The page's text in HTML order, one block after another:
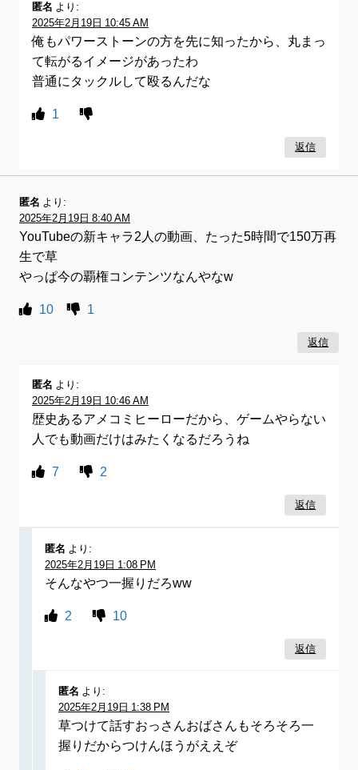
匿名
より:
2025年2月19日 10:45 AM
俺もパワーストーンの方を先に知ったから、丸まっ
て転がるイメージがあったわ
普通にタックルして殴るんだな
1
返信
匿名
より:
2025年2月19日 8:40 AM
YouTubeの新キャラ2人の動画、たった5時間で150万再
生で草
やっぱ今の覇権コンテンツなんやなw
10 1
返信
匿名
より:
2025年2月19日 10:46 AM
歴史あるアメコミヒーローだから、ゲームやらない
人でも動画だけはみたくなるだろうね
7 2
返信
匿名
より:
2025年2月19日 1:08 PM
そんなやつ一握りだろww
2 10
返信
匿名
より:
2025年2月19日 1:38 PM
草つけて話すおっさんおばさんもそろそろ一
握りだからつけんほうがええぞ